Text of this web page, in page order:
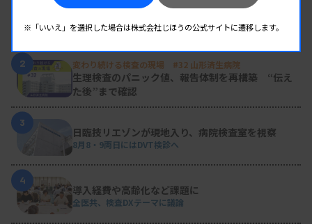
新人臨床検査技師の歩き方 ［第16回］
チーム医療の中で信頼される技師
2 変わり続ける検査の現場 #32 山形済生病院
生理検査のパニック値、報告体制を再構築 “伝え
た後”まで確認
3
日臨技リエゾンが現地入り、病院検査室を視察
8月8・9両日にはDVT検診へ
4
導入経費や高齢化など課題に
全医共、検査DXテーマに議論
※「いいえ」を選択した場合は株式会社じほうの公式サイトに遷移します。